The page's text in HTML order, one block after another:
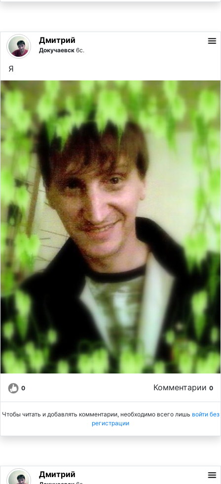
Дмитрий
Докучаевск 6с.
Я
0 Комментарии 0
Чтобы читать и добавлять комментарии, необходимо всего лишь войти без
регистрации
Дмитрий